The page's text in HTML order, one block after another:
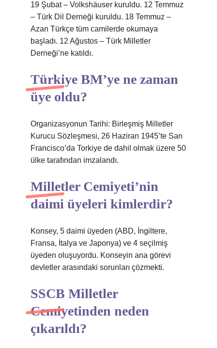
19 Şubat – Volkshäuser kuruldu. 12 Temmuz
– Türk Dil Derneği kuruldu. 18 Temmuz –
Azan Türkçe tüm camilerde okumaya
başladı. 12 Ağustos – Türk Milletler
Derneği’ne katıldı.
Türkiye BM’ye ne zaman
üye oldu?
Organizasyonun Tarihi: Birleşmiş Milletler
Kurucu Sözleşmesi, 26 Haziran 1945’te San
Francisco’da Torkiye de dahil olmak üzere 50
ülke tarafından imzalandı.
Milletler Cemiyeti’nin
daimi üyeleri kimlerdir?
Konsey, 5 daimi üyeden (ABD, İngiltere,
Fransa, İtalya ve Japonya) ve 4 seçilmiş
üyeden oluşuyordu. Konseyin ana görevi
devletler arasındaki sorunları çözmekti.
SSCB Milletler
Cemiyetinden neden
çıkarıldı?